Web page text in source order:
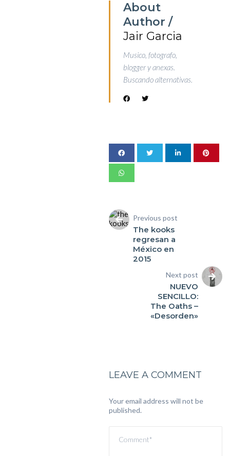
About
Author /
Jair Garcia
Musico, fotografo,
blogger y anexas.
Buscando alternativas.
Previous post
The kooks
regresan a
México en
2015
Next post
NUEVO
SENCILLO:
The Oaths –
«Desorden»
LEAVE A COMMENT
Your email address will not be
published.